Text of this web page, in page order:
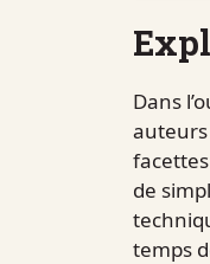
Dans
de
temps